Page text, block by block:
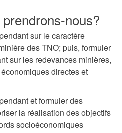
nous?
sur le caractère
des TNO; puis, formuler
sur les redevances minières,
directes et
et formuler des
la réalisation des objectifs
socioéconomiques